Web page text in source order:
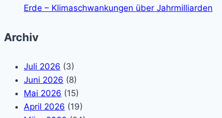
Erde – Klimaschwankungen über Jahrmilliarden
Archiv
Juli 2026 (3)
Juni 2026 (8)
Mai 2026 (15)
April 2026 (19)